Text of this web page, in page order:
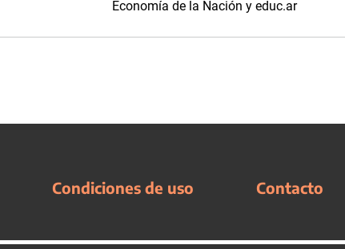
Economía de la Nación y educ.ar
Condiciones de uso Contacto